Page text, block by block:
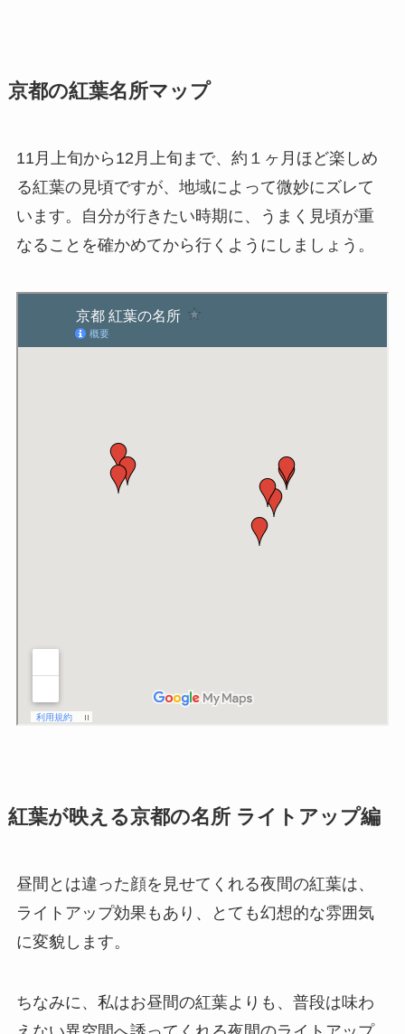
京都の紅葉名所マップ
11月上旬から12月上旬まで、約１ヶ月ほど楽しめ
る紅葉の見頃ですが、地域によって微妙にズレて
います。自分が行きたい時期に、うまく見頃が重
なることを確かめてから行くようにしましょう。
紅葉が映える京都の名所 ライトアップ編
昼間とは違った顔を見せてくれる夜間の紅葉は、
ライトアップ効果もあり、とても幻想的な雰囲気
に変貌します。
ちなみに、私はお昼間の紅葉よりも、 普段は味わ